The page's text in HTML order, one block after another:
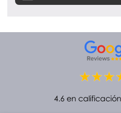
4.6 en